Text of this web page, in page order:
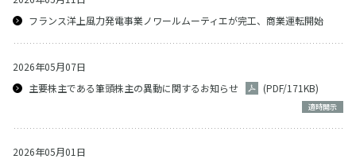
フランス洋上風力発電事業ノワールムーティエが完工、商業運転開始
2026年05月07日
主要株主である筆頭株主の異動に関するお知らせ
(PDF/171KB)
適時開示
2026年05月01日